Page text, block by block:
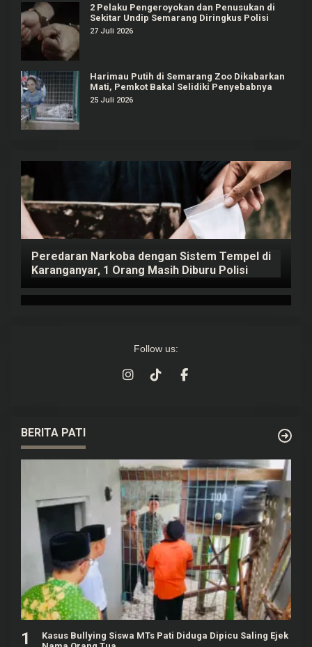
2 Pelaku Pengeroyokan dan Penusukan di
Sekitar Undip Semarang Diringkus Polisi
27 Juli 2026
Harimau Putih di Semarang Zoo Dikabarkan
Mati, Pemkot Bakal Selidiki Penyebabnya
25 Juli 2026
Peredaran Narkoba dengan Sistem Tempel di
Karanganyar, 1 Orang Masih Diburu Polisi
Follow us:
BERITA PATI
1
Kasus Bullying Siswa MTs Pati Diduga Dipicu Saling Ejek